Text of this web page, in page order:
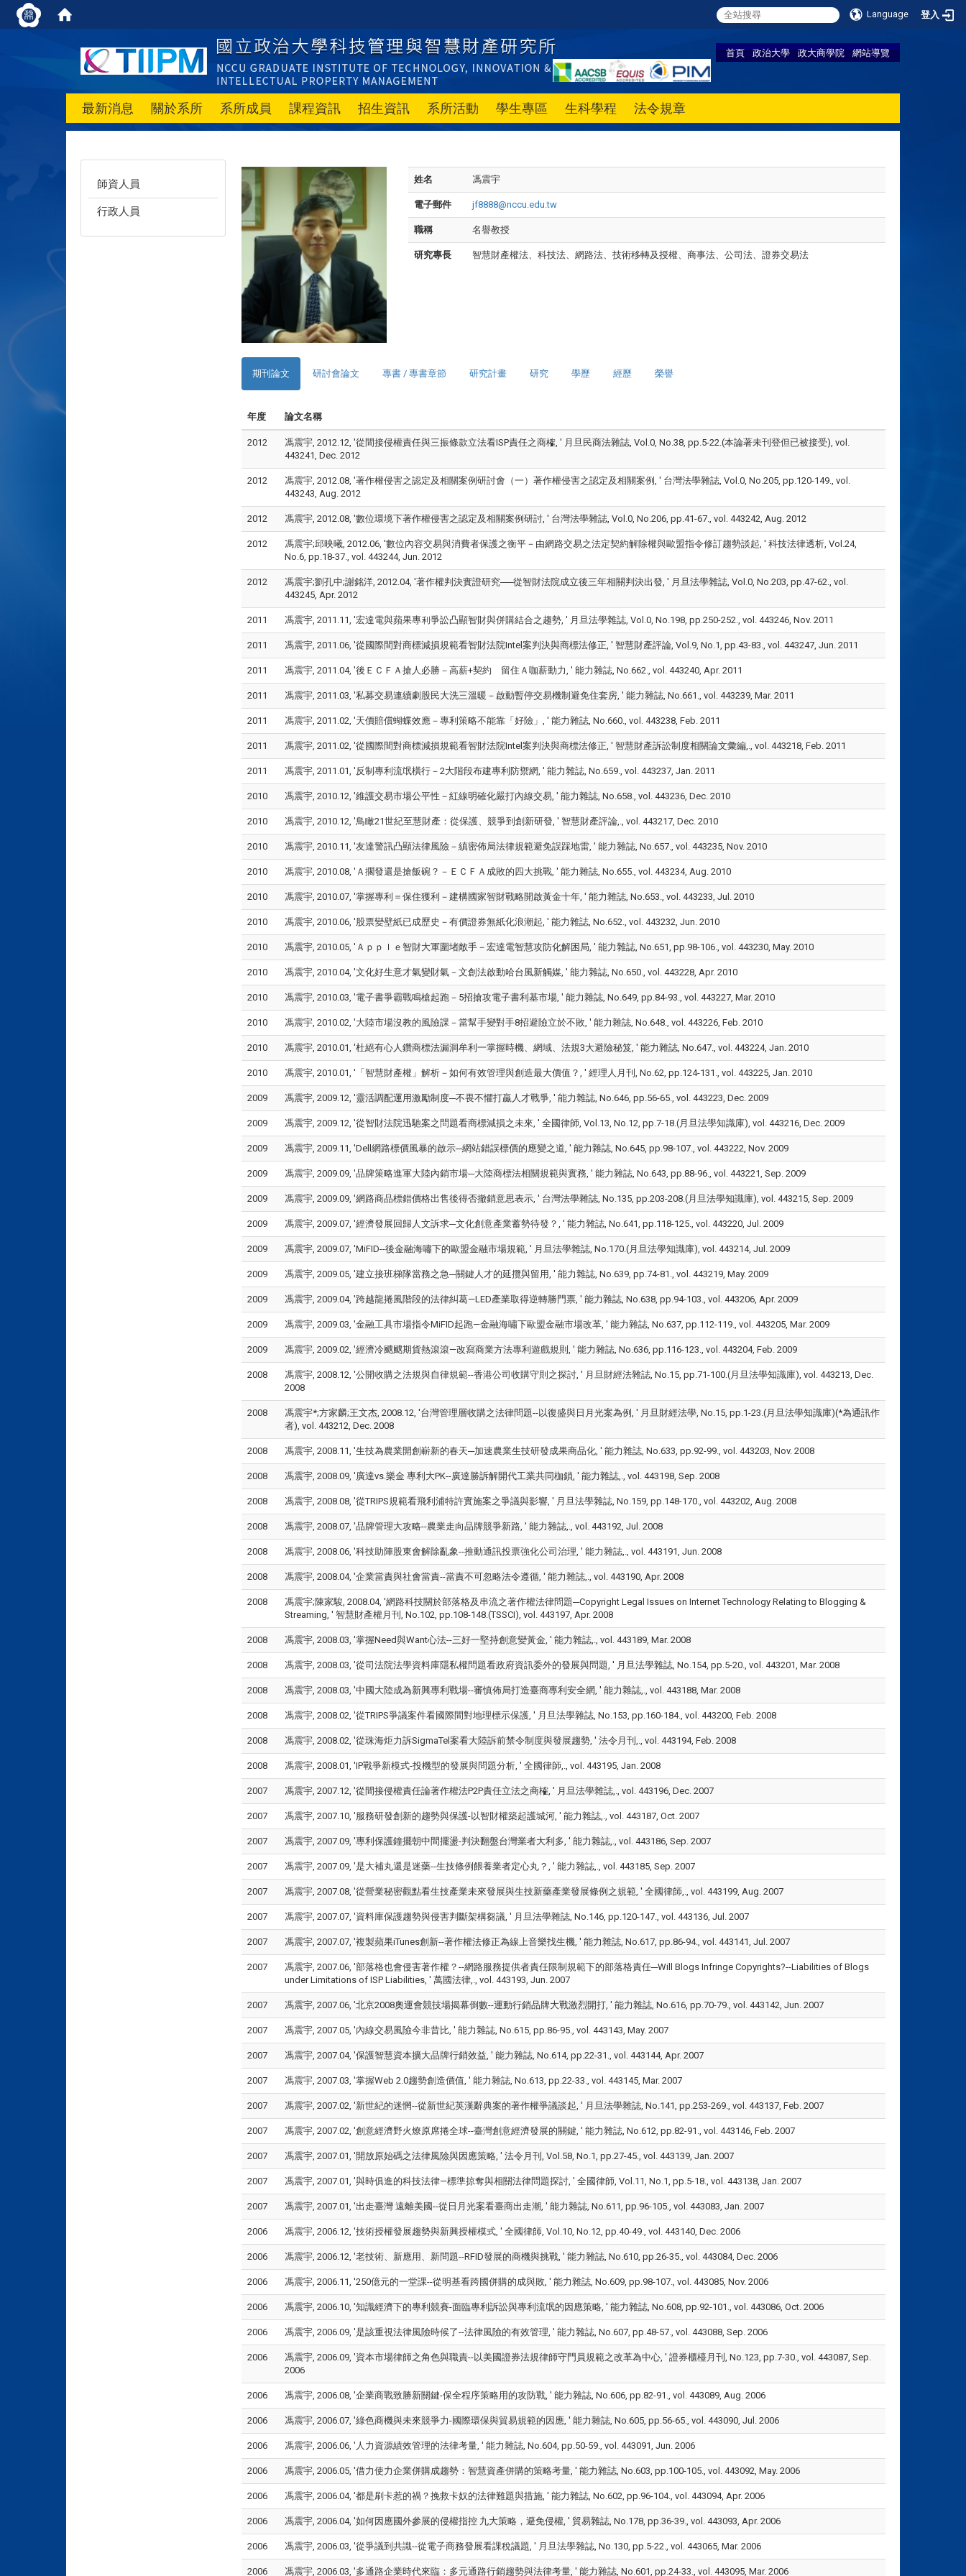
Language 登入
首頁 政治大學 政大商學院 網站導覽
最新消息 關於系所 系所成員 課程資訊 招生資訊 系所活動 學生專區 生科學程 法令規章
師資人員
行政人員
姓名 馮震宇
電子郵件 jf8888@nccu.edu.tw
職稱 名譽教授
研究專長 智慧財產權法、科技法、網路法、技術移轉及授權、商事法、公司法、證券交易法
期刊論文 研討會論文 專書 / 專書章節 研究計畫 研究 學歷 經歷 榮譽
年度 論文名稱
2012
馮震宇, 2012.12, '從間接侵權責任與三振條款立法看ISP責任之商榷, ' 月旦民商法雜誌, Vol.0, No.38, pp.5-22.(本論著未刊登但已被接受), vol.
443241, Dec. 2012
2012
馮震宇, 2012.08, '著作權侵害之認定及相關案例研討會（一）著作權侵害之認定及相關案例, ' 台灣法學雜誌, Vol.0, No.205, pp.120-149., vol.
443243, Aug. 2012
2012 馮震宇, 2012.08, '數位環境下著作權侵害之認定及相關案例研討, ' 台灣法學雜誌, Vol.0, No.206, pp.41-67., vol. 443242, Aug. 2012
2012
馮震宇;邱映曦, 2012.06, '數位內容交易與消費者保護之衡平－由網路交易之法定契約解除權與歐盟指令修訂趨勢談起, ' 科技法律透析, Vol.24,
No.6, pp.18-37., vol. 443244, Jun. 2012
2012
馮震宇;劉孔中;謝銘洋, 2012.04, '著作權判決實證研究──從智財法院成立後三年相關判決出發, ' 月旦法學雜誌, Vol.0, No.203, pp.47-62., vol.
443245, Apr. 2012
2011 馮震宇, 2011.11, '宏達電與蘋果專利爭訟凸顯智財與併購結合之趨勢, ' 月旦法學雜誌, Vol.0, No.198, pp.250-252., vol. 443246, Nov. 2011
2011 馮震宇, 2011.06, '從國際間對商標減損規範看智財法院Intel案判決與商標法修正, ' 智慧財產評論, Vol.9, No.1, pp.43-83., vol. 443247, Jun. 2011
2011 馮震宇, 2011.04, '後ＥＣＦＡ搶人必勝－高薪+契約 留住Ａ咖薪動力, ' 能力雜誌, No.662., vol. 443240, Apr. 2011
2011 馮震宇, 2011.03, '私募交易連續劇股民大洗三溫暖－啟動暫停交易機制避免住套房, ' 能力雜誌, No.661., vol. 443239, Mar. 2011
2011 馮震宇, 2011.02, '天價賠償蝴蝶效應－專利策略不能靠「好險」, ' 能力雜誌, No.660., vol. 443238, Feb. 2011
2011 馮震宇, 2011.02, '從國際間對商標減損規範看智財法院Intel案判決與商標法修正, ' 智慧財產訴訟制度相關論文彙編,., vol. 443218, Feb. 2011
2011 馮震宇, 2011.01, '反制專利流氓橫行－2大階段布建專利防禦網, ' 能力雜誌, No.659., vol. 443237, Jan. 2011
2010 馮震宇, 2010.12, '維護交易市場公平性－紅線明確化嚴打內線交易, ' 能力雜誌, No.658., vol. 443236, Dec. 2010
2010 馮震宇, 2010.12, '鳥瞰21世紀至慧財產：從保護、競爭到創新研發, ' 智慧財產評論,., vol. 443217, Dec. 2010
2010 馮震宇, 2010.11, '友達警訊凸顯法律風險－縝密佈局法律規範避免誤踩地雷, ' 能力雜誌, No.657., vol. 443235, Nov. 2010
2010 馮震宇, 2010.08, 'Ａ擱發還是搶飯碗？－ＥＣＦＡ成敗的四大挑戰, ' 能力雜誌, No.655., vol. 443234, Aug. 2010
2010 馮震宇, 2010.07, '掌握專利＝保住獲利－建構國家智財戰略開啟黃金十年, ' 能力雜誌, No.653., vol. 443233, Jul. 2010
2010 馮震宇, 2010.06, '股票變壁紙已成歷史－有價證券無紙化浪潮起, ' 能力雜誌, No.652., vol. 443232, Jun. 2010
2010 馮震宇, 2010.05, 'Ａｐｐｌｅ智財大軍圍堵敵手－宏達電智慧攻防化解困局, ' 能力雜誌, No.651, pp.98-106., vol. 443230, May. 2010
2010 馮震宇, 2010.04, '文化好生意才氣變財氣－文創法啟動哈台風新觸媒, ' 能力雜誌, No.650., vol. 443228, Apr. 2010
2010 馮震宇, 2010.03, '電子書爭霸戰鳴槍起跑－5招搶攻電子書利基市場, ' 能力雜誌, No.649, pp.84-93., vol. 443227, Mar. 2010
2010 馮震宇, 2010.02, '大陸市場沒教的風險課－當幫手變對手8招避險立於不敗, ' 能力雜誌, No.648., vol. 443226, Feb. 2010
2010 馮震宇, 2010.01, '杜絕有心人鑽商標法漏洞牟利一掌握時機、網域、法規3大避險秘笈, ' 能力雜誌, No.647., vol. 443224, Jan. 2010
2010 馮震宇, 2010.01, '「智慧財產權」解析－如何有效管理與創造最大價值？, ' 經理人月刊, No.62, pp.124-131., vol. 443225, Jan. 2010
2009 馮震宇, 2009.12, '靈活調配運用激勵制度─不畏不懼打贏人才戰爭, ' 能力雜誌, No.646, pp.56-65., vol. 443223, Dec. 2009
2009 馮震宇, 2009.12, '從智財法院迅馳案之問題看商標減損之未來, ' 全國律師, Vol.13, No.12, pp.7-18.(月旦法學知識庫), vol. 443216, Dec. 2009
2009 馮震宇, 2009.11, 'Dell網路標價風暴的啟示─網站錯誤標價的應變之道, ' 能力雜誌, No.645, pp.98-107., vol. 443222, Nov. 2009
2009 馮震宇, 2009.09, '品牌策略進軍大陸內銷市場─大陸商標法相關規範與實務, ' 能力雜誌, No.643, pp.88-96., vol. 443221, Sep. 2009
2009 馮震宇, 2009.09, '網路商品標錯價格出售後得否撤銷意思表示, ' 台灣法學雜誌, No.135, pp.203-208.(月旦法學知識庫), vol. 443215, Sep. 2009
2009 馮震宇, 2009.07, '經濟發展回歸人文訴求─文化創意產業蓄勢待發？, ' 能力雜誌, No.641, pp.118-125., vol. 443220, Jul. 2009
2009 馮震宇, 2009.07, 'MiFID--後金融海嘯下的歐盟金融市場規範, ' 月旦法學雜誌, No.170.(月旦法學知識庫), vol. 443214, Jul. 2009
2009 馮震宇, 2009.05, '建立接班梯隊當務之急─關鍵人才的延攬與留用, ' 能力雜誌, No.639, pp.74-81., vol. 443219, May. 2009
2009 馮震宇, 2009.04, '跨越龍捲風階段的法律糾葛—LED產業取得逆轉勝門票, ' 能力雜誌, No.638, pp.94-103., vol. 443206, Apr. 2009
2009 馮震宇, 2009.03, '金融工具市場指令MiFID起跑—金融海嘯下歐盟金融市場改革, ' 能力雜誌, No.637, pp.112-119., vol. 443205, Mar. 2009
2009 馮震宇, 2009.02, '經濟冷颼颼期貨熱滾滾—改寫商業方法專利遊戲規則, ' 能力雜誌, No.636, pp.116-123., vol. 443204, Feb. 2009
2008
馮震宇, 2008.12, '公開收購之法規與自律規範--香港公司收購守則之探討, ' 月旦財經法雜誌, No.15, pp.71-100.(月旦法學知識庫), vol. 443213, Dec.
2008
2008
馮震宇*;方家麟;王文杰, 2008.12, '台灣管理層收購之法律問題--以復盛與日月光案為例, ' 月旦財經法學, No.15, pp.1-23.(月旦法學知識庫)(*為通訊作
者), vol. 443212, Dec. 2008
2008 馮震宇, 2008.11, '生技為農業開創嶄新的春天─加速農業生技研發成果商品化, ' 能力雜誌, No.633, pp.92-99., vol. 443203, Nov. 2008
2008 馮震宇, 2008.09, '廣達vs.樂金 專利大PK--廣達勝訴解開代工業共同枷鎖, ' 能力雜誌,., vol. 443198, Sep. 2008
2008 馮震宇, 2008.08, '從TRIPS規範看飛利浦特許實施案之爭議與影響, ' 月旦法學雜誌, No.159, pp.148-170., vol. 443202, Aug. 2008
2008 馮震宇, 2008.07, '品牌管理大攻略--農業走向品牌競爭新路, ' 能力雜誌,., vol. 443192, Jul. 2008
2008 馮震宇, 2008.06, '科技助陣股東會解除亂象--推動通訊投票強化公司治理, ' 能力雜誌,., vol. 443191, Jun. 2008
2008 馮震宇, 2008.04, '企業當責與社會當責--當責不可忽略法令遵循, ' 能力雜誌,., vol. 443190, Apr. 2008
2008
馮震宇;陳家駿, 2008.04, '網路科技關於部落格及串流之著作權法律問題─Copyright Legal Issues on Internet Technology Relating to Blogging &
Streaming, ' 智慧財產權月刊, No.102, pp.108-148.(TSSCI), vol. 443197, Apr. 2008
2008 馮震宇, 2008.03, '掌握Need與Want心法--三好一堅持創意變黃金, ' 能力雜誌,., vol. 443189, Mar. 2008
2008 馮震宇, 2008.03, '從司法院法學資料庫隱私權問題看政府資訊委外的發展與問題, ' 月旦法學雜誌, No.154, pp.5-20., vol. 443201, Mar. 2008
2008 馮震宇, 2008.03, '中國大陸成為新興專利戰場--審慎佈局打造臺商專利安全網, ' 能力雜誌,., vol. 443188, Mar. 2008
2008 馮震宇, 2008.02, '從TRIPS爭議案件看國際間對地理標示保護, ' 月旦法學雜誌, No.153, pp.160-184., vol. 443200, Feb. 2008
2008 馮震宇, 2008.02, '從珠海炬力訴SigmaTel案看大陸訴前禁令制度與發展趨勢, ' 法令月刊,., vol. 443194, Feb. 2008
2008 馮震宇, 2008.01, 'IP戰爭新模式-投機型的發展與問題分析, ' 全國律師,., vol. 443195, Jan. 2008
2007 馮震宇, 2007.12, '從間接侵權責任論著作權法P2P責任立法之商榷, ' 月旦法學雜誌,., vol. 443196, Dec. 2007
2007 馮震宇, 2007.10, '服務研發創新的趨勢與保護-以智財權築起護城河, ' 能力雜誌,., vol. 443187, Oct. 2007
2007 馮震宇, 2007.09, '專利保護鐘擺朝中間擺盪-判決翻盤台灣業者大利多, ' 能力雜誌,., vol. 443186, Sep. 2007
2007 馮震宇, 2007.09, '是大補丸還是迷藥--生技條例餵養業者定心丸？, ' 能力雜誌,., vol. 443185, Sep. 2007
2007 馮震宇, 2007.08, '從營業秘密觀點看生技產業未來發展與生技新藥產業發展條例之規範, ' 全國律師,., vol. 443199, Aug. 2007
2007 馮震宇, 2007.07, '資料庫保護趨勢與侵害判斷架構芻議, ' 月旦法學雜誌, No.146, pp.120-147., vol. 443136, Jul. 2007
2007 馮震宇, 2007.07, '複製蘋果iTunes創新--著作權法修正為線上音樂找生機, ' 能力雜誌, No.617, pp.86-94., vol. 443141, Jul. 2007
2007
馮震宇, 2007.06, '部落格也會侵害著作權？--網路服務提供者責任限制規範下的部落格責任─Will Blogs Infringe Copyrights?--Liabilities of Blogs
under Limitations of ISP Liabilities, ' 萬國法律,., vol. 443193, Jun. 2007
2007 馮震宇, 2007.06, '北京2008奧運會競技場揭幕倒數--運動行銷品牌大戰激烈開打, ' 能力雜誌, No.616, pp.70-79., vol. 443142, Jun. 2007
2007 馮震宇, 2007.05, '內線交易風險今非昔比, ' 能力雜誌, No.615, pp.86-95., vol. 443143, May. 2007
2007 馮震宇, 2007.04, '保護智慧資本擴大品牌行銷效益, ' 能力雜誌, No.614, pp.22-31., vol. 443144, Apr. 2007
2007 馮震宇, 2007.03, '掌握Web 2.0趨勢創造價值, ' 能力雜誌, No.613, pp.22-33., vol. 443145, Mar. 2007
2007 馮震宇, 2007.02, '新世紀的迷惘--從新世紀英漢辭典案的著作權爭議談起, ' 月旦法學雜誌, No.141, pp.253-269., vol. 443137, Feb. 2007
2007 馮震宇, 2007.02, '創意經濟野火燎原席捲全球--臺灣創意經濟發展的關鍵, ' 能力雜誌, No.612, pp.82-91., vol. 443146, Feb. 2007
2007 馮震宇, 2007.01, '開放原始碼之法律風險與因應策略, ' 法令月刊, Vol.58, No.1, pp.27-45., vol. 443139, Jan. 2007
2007 馮震宇, 2007.01, '與時俱進的科技法律—標準掠奪與相關法律問題探討, ' 全國律師, Vol.11, No.1, pp.5-18., vol. 443138, Jan. 2007
2007 馮震宇, 2007.01, '出走臺灣 遠離美國--從日月光案看臺商出走潮, ' 能力雜誌, No.611, pp.96-105., vol. 443083, Jan. 2007
2006 馮震宇, 2006.12, '技術授權發展趨勢與新興授權模式, ' 全國律師, Vol.10, No.12, pp.40-49., vol. 443140, Dec. 2006
2006 馮震宇, 2006.12, '老技術、新應用、新問題--RFID發展的商機與挑戰, ' 能力雜誌, No.610, pp.26-35., vol. 443084, Dec. 2006
2006 馮震宇, 2006.11, '250億元的一堂課--從明基看跨國併購的成與敗, ' 能力雜誌, No.609, pp.98-107., vol. 443085, Nov. 2006
2006 馮震宇, 2006.10, '知識經濟下的專利競賽-面臨專利訴訟與專利流氓的因應策略, ' 能力雜誌, No.608, pp.92-101., vol. 443086, Oct. 2006
2006 馮震宇, 2006.09, '是該重視法律風險時候了--法律風險的有效管理, ' 能力雜誌, No.607, pp.48-57., vol. 443088, Sep. 2006
2006
馮震宇, 2006.09, '資本市場律師之角色與職責--以美國證券法規律師守門員規範之改革為中心, ' 證券櫃檯月刊, No.123, pp.7-30., vol. 443087, Sep.
2006
2006 馮震宇, 2006.08, '企業商戰致勝新關鍵-保全程序策略用的攻防戰, ' 能力雜誌, No.606, pp.82-91., vol. 443089, Aug. 2006
2006 馮震宇, 2006.07, '綠色商機與未來競爭力-國際環保與貿易規範的因應, ' 能力雜誌, No.605, pp.56-65., vol. 443090, Jul. 2006
2006 馮震宇, 2006.06, '人力資源績效管理的法律考量, ' 能力雜誌, No.604, pp.50-59., vol. 443091, Jun. 2006
2006 馮震宇, 2006.05, '借力使力企業併購成趨勢：智慧資產併購的策略考量, ' 能力雜誌, No.603, pp.100-105., vol. 443092, May. 2006
2006 馮震宇, 2006.04, '都是刷卡惹的禍？挽救卡奴的法律難題與措施, ' 能力雜誌, No.602, pp.96-104., vol. 443094, Apr. 2006
2006 馮震宇, 2006.04, '如何因應國外參展的侵權指控 九大策略，避免侵權, ' 貿易雜誌, No.178, pp.36-39., vol. 443093, Apr. 2006
2006 馮震宇, 2006.03, '從爭議到共識--從電子商務發展看課稅議題, ' 月旦法學雜誌, No.130, pp.5-22., vol. 443065, Mar. 2006
2006 馮震宇, 2006.03, '多通路企業時代來臨：多元通路行銷趨勢與法律考量, ' 能力雜誌, No.601, pp.24-33., vol. 443095, Mar. 2006